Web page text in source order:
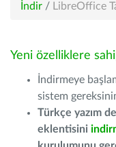
İndir / LibreOffice
Yeni özelliklere
İndirmeye
sistem
Türkçe yazım
eklentisini